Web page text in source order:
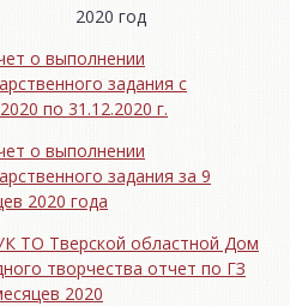
2020 год
о выполнении
задания с
по 31.12.2020 г.
о выполнении
задания за 9
2020 года
ТО Тверской областной Дом
творчества отчет по ГЗ
2020